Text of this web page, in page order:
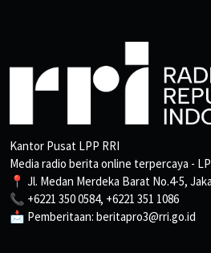
Kantor Pusat LPP RRI
Media radio berita online terpercaya -
📍 Jl. Medan Merdeka Barat No.4-5,
📞 +6221 350 0584, +6221 351 1086
📩 Pemberitaan: beritapro3@rri.go.id